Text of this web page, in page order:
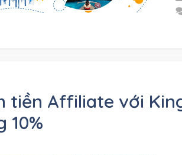
tiền Affiliate với
10%